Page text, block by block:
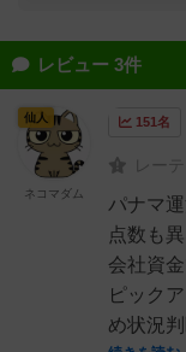
レビュー 3件
151名
レー
パナマ
点数も
会社資
ピック
め状況
仙人
ネコマダム